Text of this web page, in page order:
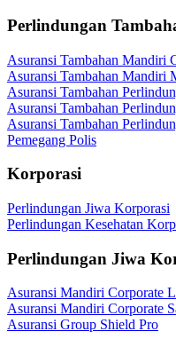
Perlindungan
Asuransi Tambahan Mandiri
Asuransi Tambahan Mandiri
Asuransi Tambahan
Asuransi Tambahan
Asuransi Tambahan
Pemegang Polis
Korporasi
Perlindungan Jiwa Korporasi
Perlindungan Kesehatan
Perlindungan Jiwa
Asuransi Mandiri Corporate
Asuransi Mandiri Corporate
Asuransi Group Shield Pro